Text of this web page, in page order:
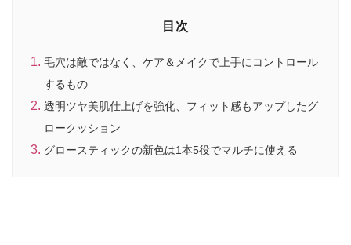
目次
毛穴は敵ではなく、ケア＆メイクで上手にコントロール
するもの
透明ツヤ美肌仕上げを強化、フィット感もアップしたグ
ロークッション
グロースティックの新色は1本5役でマルチに使える